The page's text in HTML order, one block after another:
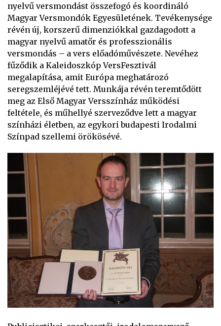
nyelvű versmondást összefogó és koordináló
Magyar Versmondók Egyesületének. Tevékenysége
révén új, korszerű dimenziókkal gazdagodott a
magyar nyelvű amatőr és professzionális
versmondás – a vers előadóművészete. Nevéhez
fűződik a Kaleidoszkóp VersFesztivál
megalapítása, amit Európa meghatározó
seregszemléjévé tett. Munkája révén teremtődött
meg az Első Magyar Versszínház működési
feltétele, és műhellyé szerveződve lett a magyar
színházi életben, az egykori budapesti Irodalmi
Színpad szellemi örökösévé.